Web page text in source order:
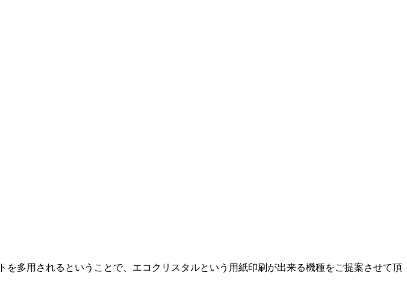
多用されるということで、エコクリスタルという用紙印刷が出来る機種をご提案させて頂